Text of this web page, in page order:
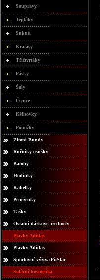
Soupravy
Tepláky
Sukně
Kratasy
Třičtvrtáky
Pásky
Šály
Čepice
Kšiltovky
Ponožky
Zimní Bundy
Ručníky-osušky
Batohy
Hodinky
Kabelky
Peněženky
Tašky
Ostatní-dárkove předměty
Plavky Adidas
Plavky Adidas
Sportovní výživa FitStar
Solární kosmetika